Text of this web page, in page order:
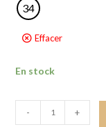
34
Effacer
En stock
- +